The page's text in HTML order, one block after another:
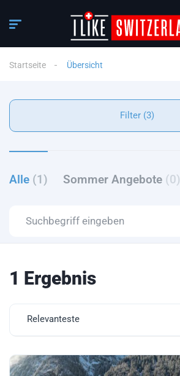
Startseite Übersicht
Filter (3)
Alle (1) Sommer Angebote (0)
1 Ergebnis
Relevanteste